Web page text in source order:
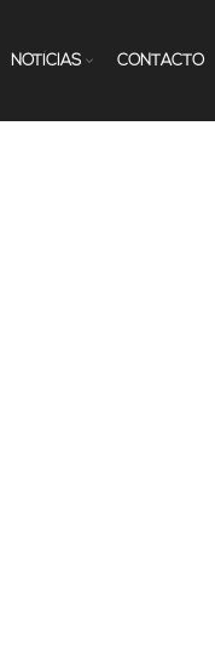
NOTÍCIAS CONTACTO